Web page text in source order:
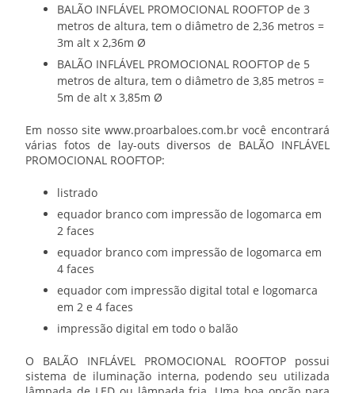
BALÃO INFLÁVEL PROMOCIONAL ROOFTOP de 3
metros de altura, tem o diâmetro de 2,36 metros =
3m alt x 2,36m Ø
BALÃO INFLÁVEL PROMOCIONAL ROOFTOP de 5
metros de altura, tem o diâmetro de 3,85 metros =
5m de alt x 3,85m Ø
Em nosso site www.proarbaloes.com.br você encontrará
várias fotos de lay-outs diversos de BALÃO INFLÁVEL
PROMOCIONAL ROOFTOP:
listrado
equador branco com impressão de logomarca em
2 faces
equador branco com impressão de logomarca em
4 faces
equador com impressão digital total e logomarca
em 2 e 4 faces
impressão digital em todo o balão
O BALÃO INFLÁVEL PROMOCIONAL ROOFTOPpossui
sistema de iluminação interna, podendo seu utilizada